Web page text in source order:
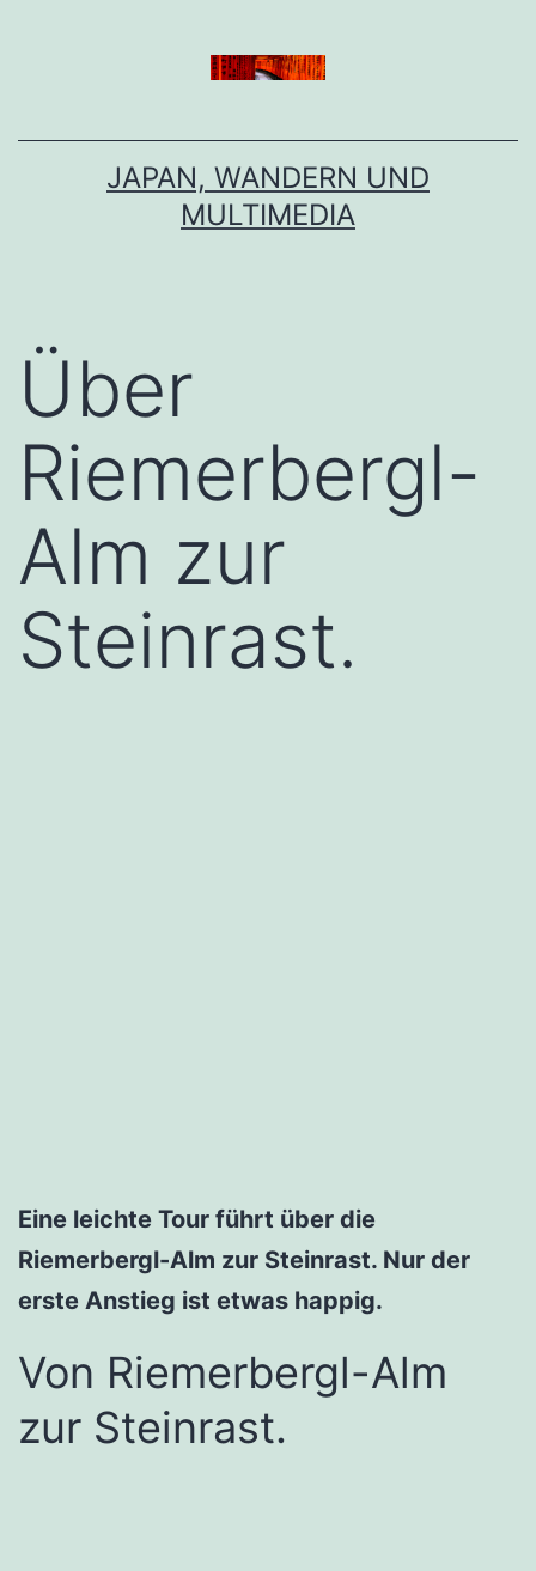
JAPAN, WANDERN UND
MULTIMEDIA
Über
Riemerbergl-
Alm zur
Steinrast.
Eine leichte Tour führt über die
Riemerbergl-Alm zur Steinrast. Nur der
erste Anstieg ist etwas happig.
Von Riemerbergl-Alm
zur Steinrast.